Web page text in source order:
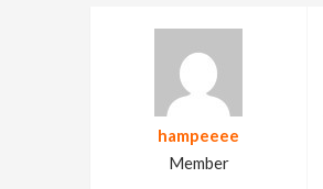
hampeeee
Member